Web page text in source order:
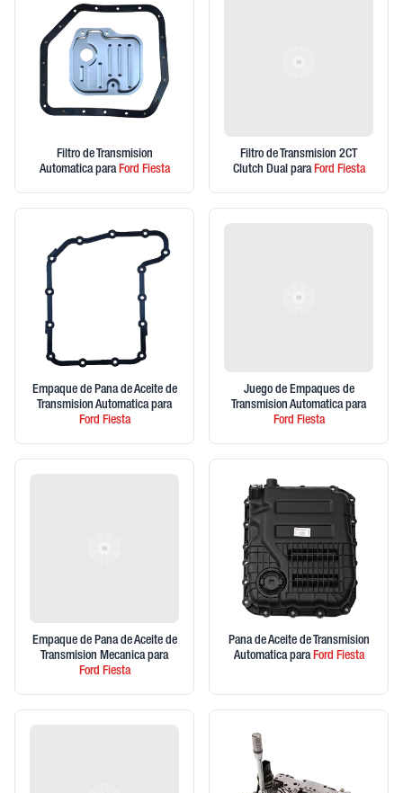
Filtro de Transmision
Automatica paraFord Fiesta
Filtro de Transmision 2CT
Clutch Dual paraFord Fiesta
Empaque de Pana de Aceite de
Transmision Automatica para
Ford Fiesta
Juego de Empaques de
Transmision Automatica para
Ford Fiesta
Empaque de Pana de Aceite de
Transmision Mecanica para
Ford Fiesta
Pana de Aceite de Transmision
Automatica paraFord Fiesta